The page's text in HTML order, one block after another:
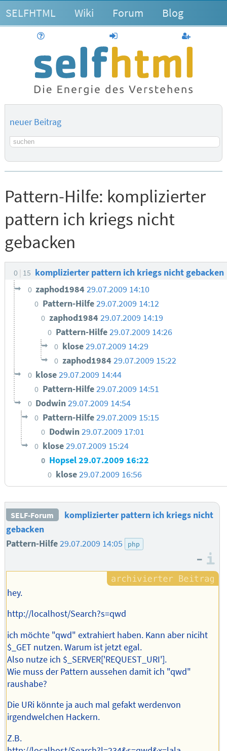
SELFHTML Wiki Forum Blog
anmelden
neuer Beitrag
Suchbegriff
Pattern-Hilfe: komplizierter
pattern ich kriegs nicht
gebacken
0 15 komplizierter pattern ich kriegs nicht gebacken
0 zaphod198429.07.2009 14:10
0 Pattern-Hilfe29.07.2009 14:12
0 zaphod1984 29.07.2009 14:19
0 Pattern-Hilfe29.07.2009 14:26
0 klose29.07.2009 14:29
0 zaphod198429.07.2009 15:22
0 klose29.07.2009 14:44
0 Pattern-Hilfe29.07.2009 14:51
0 Dodwin29.07.2009 14:54
0 Pattern-Hilfe29.07.2009 15:15
0 Dodwin29.07.2009 17:01
0 klose29.07.2009 15:24
0 Hopsel29.07.2009 16:22
0 klose29.07.2009 16:56
SELF-Forum
komplizierter pattern ich kriegs nicht
gebacken
Pattern-Hilfe29.07.2009 14:05 php
–
hey.
http://localhost/Search?s=qwd
ich möchte "qwd" extrahiert haben. Kann aber niciht
$_GET nutzen. Warum ist jetzt egal.
Also nutze ich $_SERVER['REQUEST_URI'].
Wie muss der Pattern aussehen damit ich "qwd"
raushabe?
Die URi könnte ja auch mal gefakt werdenvon
irgendwelchen Hackern.
Z.B.